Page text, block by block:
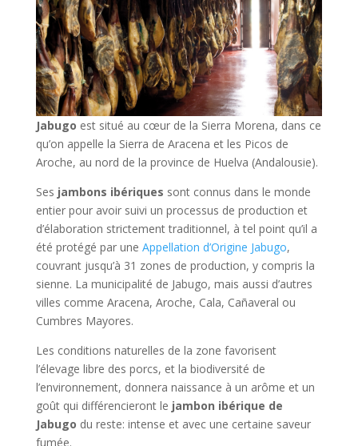
Jabugo est situé au cœur de la Sierra Morena, dans ce
qu’on appelle la Sierra de Aracena et les Picos de
Aroche, au nord de la province de Huelva (Andalousie).
Ses jambons ibériques sont connus dans le monde
entier pour avoir suivi un processus de production et
d’élaboration strictement traditionnel, à tel point qu’il a
été protégé par une Appellation d’Origine Jabugo,
couvrant jusqu’à 31 zones de production, y compris la
sienne. La municipalité de Jabugo, mais aussi d’autres
villes comme Aracena, Aroche, Cala, Cañaveral ou
Cumbres Mayores.
Les conditions naturelles de la zone favorisent
l’élevage libre des porcs, et la biodiversité de
l’environnement, donnera naissance à un arôme et un
goût qui différencieront le jambon ibérique de
Jabugo du reste: intense et avec une certaine saveur
fumée.